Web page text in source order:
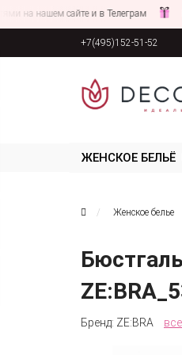
нашем сайте и в Телеграм
+7(495)152-51-52
ЖЕНСКОЕ БЕЛЬЁ
Женское белье
Бренд: ZE:BRA